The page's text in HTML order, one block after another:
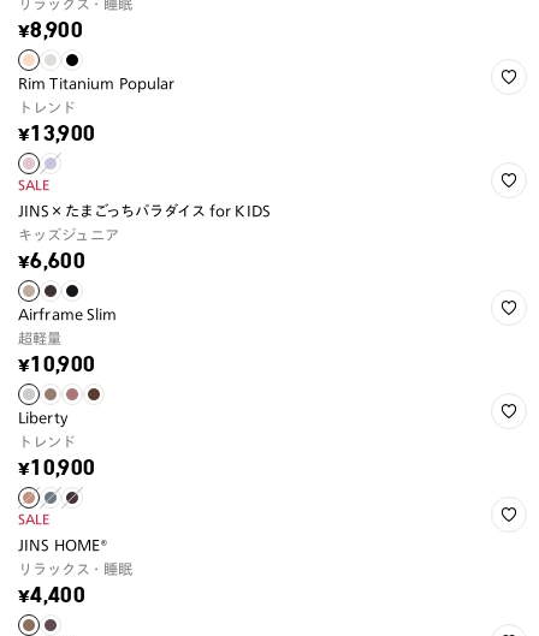
リラックス・睡眠
¥8,900
Rim Titanium Popular
トレンド
¥13,900
SALE
JINS×たまごっちパラダイス for KIDS
キッズジュニア
¥6,600
Airframe Slim
超軽量
¥10,900
Liberty
トレンド
¥10,900
SALE
JINS HOME®
リラックス・睡眠
¥4,400